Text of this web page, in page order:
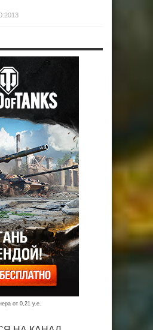
от 0,21 у.е.